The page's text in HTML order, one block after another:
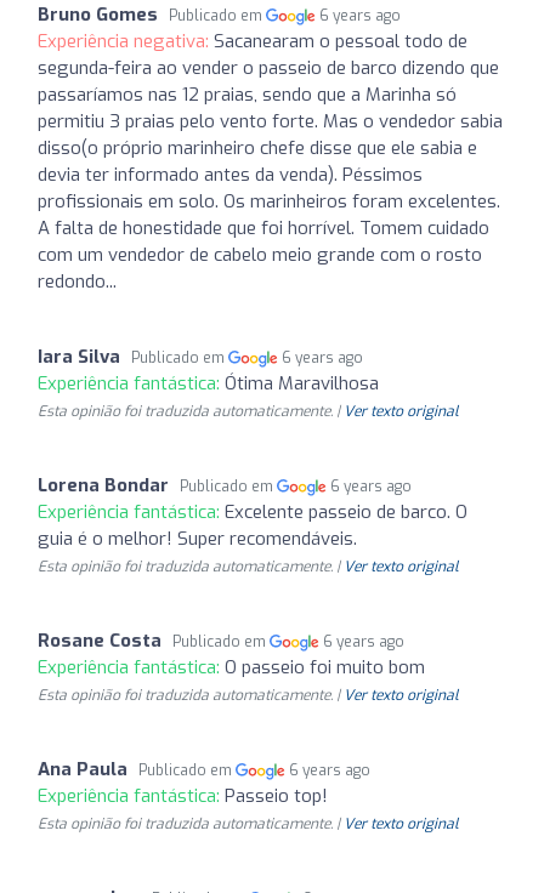
Bruno Gomes Publicado em 6 years ago
Experiência negativa: Sacanearam o pessoal todo de
segunda-feira ao vender o passeio de barco dizendo que
passaríamos nas 12 praias, sendo que a Marinha só
permitiu 3 praias pelo vento forte. Mas o vendedor sabia
disso(o próprio marinheiro chefe disse que ele sabia e
devia ter informado antes da venda). Péssimos
profissionais em solo. Os marinheiros foram excelentes.
A falta de honestidade que foi horrível. Tomem cuidado
com um vendedor de cabelo meio grande com o rosto
redondo...
Iara Silva Publicado em 6 years ago
Experiência fantástica: Ótima Maravilhosa
Esta opinião foi traduzida automaticamente. | Ver texto original
Lorena Bondar Publicado em 6 years ago
Experiência fantástica: Excelente passeio de barco. O
guia é o melhor! Super recomendáveis.
Esta opinião foi traduzida automaticamente. | Ver texto original
Rosane Costa Publicado em 6 years ago
Experiência fantástica: O passeio foi muito bom
Esta opinião foi traduzida automaticamente. | Ver texto original
Ana Paula Publicado em 6 years ago
Experiência fantástica: Passeio top!
Esta opinião foi traduzida automaticamente. | Ver texto original